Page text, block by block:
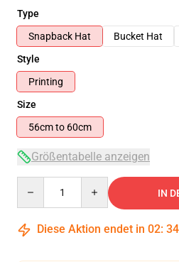
Type
Snapback Hat
Bucket Hat
Style
Printing
Size
56cm to 60cm
Größentabelle anzeigen
IN
Diese Aktion endet in 02: 34